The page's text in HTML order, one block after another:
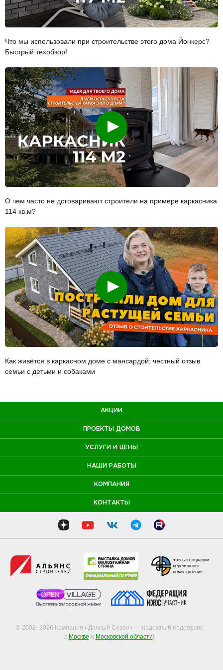
Что мы использовали при строительстве этого дома Йонкерс?
Быстрый техобзор!
Смотреть
О чем часто не договаривают строители на примере каркасника
114 кв.м?
Смотреть
Как живётся в каркасном доме с мансардой: честный отзыв
семьи с детьми и собаками
АКЦИИ
ПРОЕКТЫ ДОМОВ
УСЛУГИ И ЦЕНЫ
НАШИ РАБОТЫ
КОМПАНИЯ
КОНТАКТЫ
© 2002–2026 Компания «Дачный Сезон» — надежный подрядчик
в Москве и Московской области!
член ассоциации
деревянного
домостроения